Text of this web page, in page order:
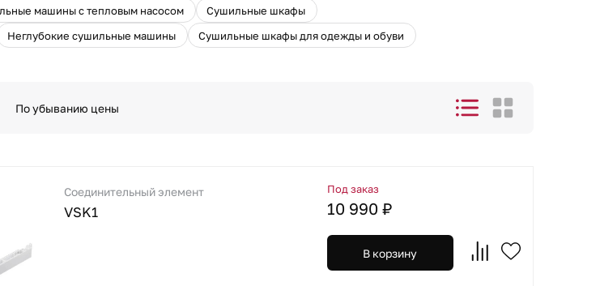
машины с тепловым насосом
Сушильные шкафы
Неглубокие сушильные машины
Сушильные шкафы для одежды и обуви
По убыванию цены
Соединительный элемент
VSK1
Под заказ
10 990 ₽
В корзину